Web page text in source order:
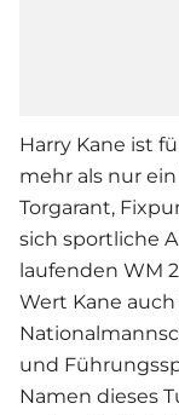
Harry Kane ist
mehr als nur
Torgarant,
sich sportliche
laufenden WM
Wert Kane
und
Namen dieses